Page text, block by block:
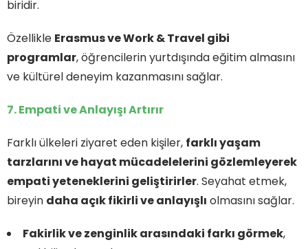
biridir.
Özellikle Erasmus ve Work & Travel gibi
programlar, öğrencilerin yurtdışında eğitim almasını
ve kültürel deneyim kazanmasını sağlar.
7. Empati ve Anlayışı Artırır
Farklı ülkeleri ziyaret eden kişiler, farklı yaşam
tarzlarını ve hayat mücadelelerini gözlemleyerek
empati yeteneklerini geliştirirler. Seyahat etmek,
bireyin daha açık fikirli ve anlayışlı olmasını sağlar.
Fakirlik ve zenginlik arasındaki farkı görmek,